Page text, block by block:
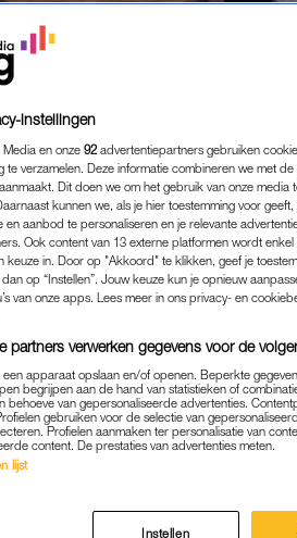
2 IS
MEDIA|
11-04-2022 | MARTINE
rapper Donnie: hij wordt
bekendmaken.
instellingen
en onze 92 advertentiepartners gebruiken
te verzamelen. Deze informatie combineren we met
Dit doen we om het gebruik van onze media
kunnen we, als je hier toestemming voor
en aanbod te personaliseren en je relevante
Ook content van 13 externe platformen wordt
keuze in. Door op "Akkoord" te klikken, geef je
op “Instellen”. Jouw keuze kun je opnieuw
van onze apps. Lees meer in ons privacy- en
partners verwerken gegevens voor de
apparaat opslaan en/of openen. Beperkte
begrijpen aan de hand van statistieken of
behoeve van gepersonaliseerde advertenties.
gebruiken voor de selectie van
Profielen aanmaken ter personalisatie van
content. De prestaties van advertenties meten.
lijst
Instellen